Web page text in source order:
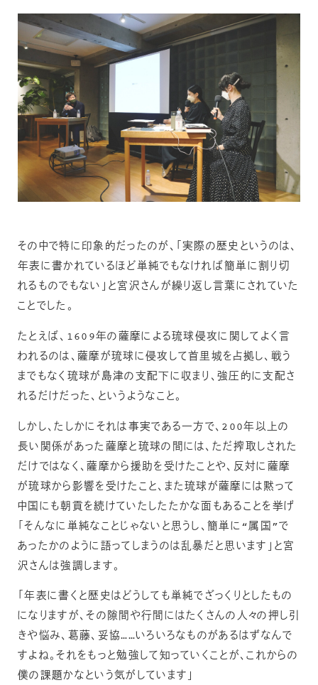
その中で特に印象的だったのが、「実際の歴史というのは、
年表に書かれているほど単純でもなければ簡単に割り切
れるものでもない」と宮沢さんが繰り返し言葉にされていた
ことでした。
たとえば、1609年の薩摩による琉球侵攻に関してよく言
われるのは、薩摩が琉球に侵攻して首里城を占拠し、戦う
までもなく琉球が島津の支配下に収まり、強圧的に支配さ
れるだけだった、というようなこと。
しかし、たしかにそれは事実である一方で、200年以上の
長い関係があった薩摩と琉球の間には、ただ搾取しされた
だけではなく、薩摩から援助を受けたことや、反対に薩摩
が琉球から影響を受けたこと、また琉球が薩摩には黙って
中国にも朝貢を続けていたしたたかな面もあることを挙げ
「そんなに単純なことじゃないと思うし、簡単に“属国”で
あったかのように語ってしまうのは乱暴だと思います」と宮
沢さんは強調します。
「年表に書くと歴史はどうしても単純でざっくりとしたもの
になりますが、その隙間や行間にはたくさんの人々の押し引
きや悩み、葛藤、妥協……いろいろなものがあるはずなんで
すよね。それをもっと勉強して知っていくことが、これからの
僕の課題かなという気がしています」